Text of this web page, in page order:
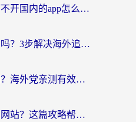
海外党必看：国外打不开国内的app怎么办？3步解决你的乡愁
优酷会员在海外能看吗？3步解决海外追剧难题，附实测好用加速器推荐
如何在国外看土豆网？海外党亲测有效的追剧加速器选择指南
人在国外打不开国内网站？这篇攻略帮你无缝解锁国内资源（附交管12123使用技巧）